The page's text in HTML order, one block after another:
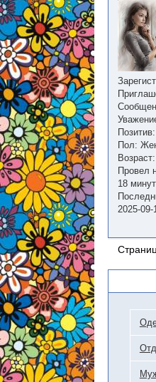
Позитив:
Пол:
Возраст:
Провел
18 минут
2025-